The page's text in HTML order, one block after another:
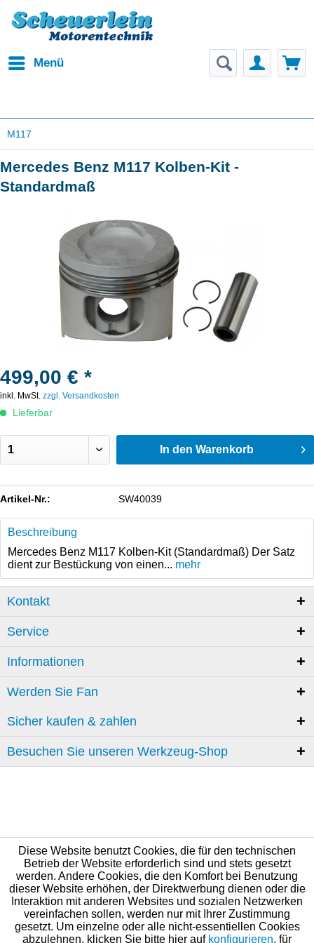
Menü
M117
Mercedes Benz M117 Kolben-Kit -
Standardmaß
499,00 € *
inkl. MwSt. zzgl. Versandkosten
Lieferbar
In den Warenkorb
Artikel-Nr.: SW40039
Beschreibung
Mercedes Benz M117 Kolben-Kit (Standardmaß) Der Satz
dient zur Bestückung von einen... mehr
Kontakt
Service
Informationen
Werden Sie Fan
Sicher kaufen & zahlen
Besuchen Sie unseren Werkzeug-Shop
Diese Website benutzt Cookies, die für den technischen
Betrieb der Website erforderlich sind und stets gesetzt
werden. Andere Cookies, die den Komfort bei Benutzung
dieser Website erhöhen, der Direktwerbung dienen oder die
Interaktion mit anderen Websites und sozialen Netzwerken
vereinfachen sollen, werden nur mit Ihrer Zustimmung
gesetzt. Um einzelne oder alle nicht-essentiellen Cookies
abzulehnen, klicken Sie bitte hier auf konfigurieren, für